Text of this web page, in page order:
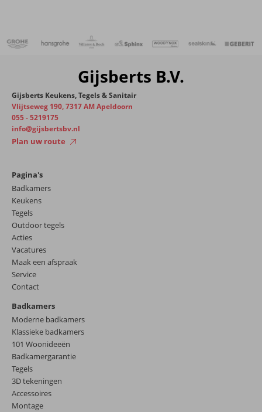
Gijsberts B.V.
Gijsberts Keukens, Tegels & Sanitair
Vlijtseweg 190, 7317 AM Apeldoorn
055 - 5219175
info@gijsbertsbv.nl
Plan uw route
Pagina's
Badkamers
Keukens
Tegels
Outdoor tegels
Acties
Vacatures
Maak een afspraak
Service
Contact
Badkamers
Moderne badkamers
Klassieke badkamers
101 Woonideeën
Badkamergarantie
Tegels
3D tekeningen
Accessoires
Montage